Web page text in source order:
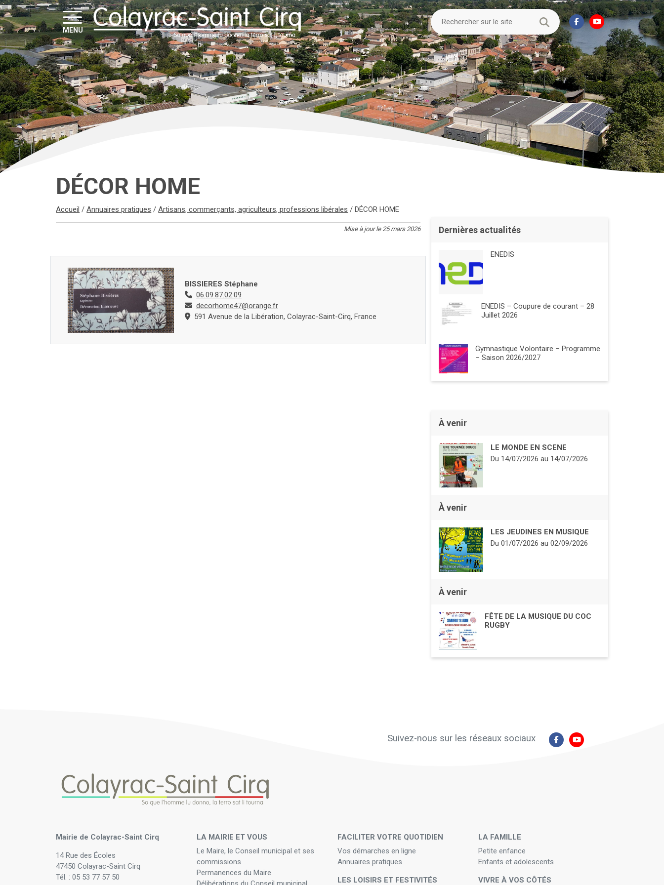
MENU
DÉCOR HOME
Accueil /Annuaires pratiques /Artisans, commerçants, agriculteurs, professions libérales /DÉCOR HOME
Mise à jour le 25 mars 2026
BISSIERES Stéphane
06.09.87.02.09
decorhome47@orange.fr
591 Avenue de la Libération, Colayrac-Saint-Cirq, France
Dernières actualités
ENEDIS
ENEDIS – Coupure de courant – 28
Juillet 2026
Gymnastique Volontaire – Programme
– Saison 2026/2027
À venir
LE MONDE EN SCENE
Du 14/07/2026au 14/07/2026
À venir
LES JEUDINES EN MUSIQUE
Du 01/07/2026au 02/09/2026
À venir
FÊTE DE LA MUSIQUE DU COC
RUGBY
Suivez-nous sur les réseaux sociaux
Mairie de Colayrac-Saint Cirq
14 Rue des Écoles
47450 Colayrac-Saint Cirq
Tél. : 05 53 77 57 50
LA MAIRIE ET VOUS
Le Maire, le Conseil municipal et ses
commissions
Permanences du Maire
FACILITER VOTRE QUOTIDIEN
Vos démarches en ligne
Annuaires pratiques
LES LOISIRS ET FESTIVITÉS
LA FAMILLE
Petite enfance
Enfants et adolescents
VIVRE À VOS CÔTÉS